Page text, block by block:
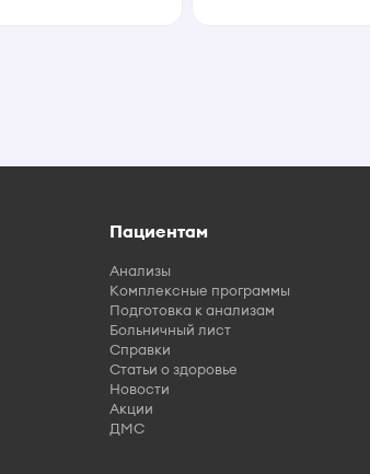
Пациентам
Анализы
Комплексные программы
Подготовка к анализам
Больничный лист
Справки
Статьи о здоровье
Новости
Акции
ДМС